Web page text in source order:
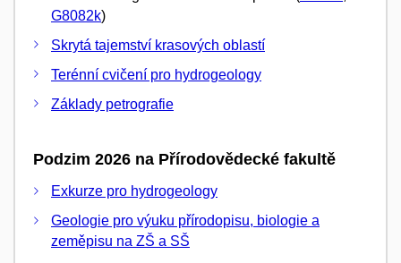
G8082k)
Skrytá tajemství krasových oblastí
Terénní cvičení pro hydrogeology
Základy petrografie
Podzim 2026 na Přírodovědecké fakultě
Exkurze pro hydrogeology
Geologie pro výuku přírodopisu, biologie a
zeměpisu na ZŠ a SŠ